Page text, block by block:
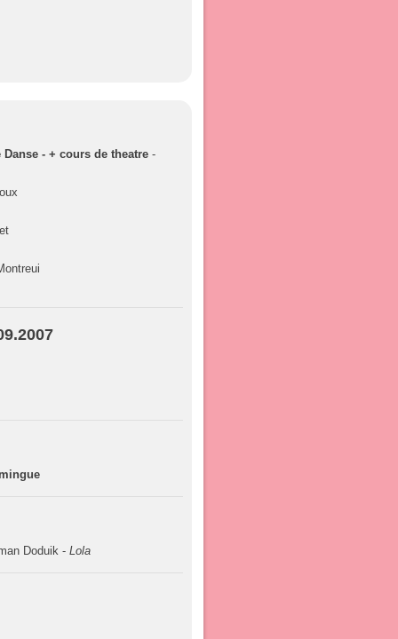
- + cours de theatre -
Doduik -Lola